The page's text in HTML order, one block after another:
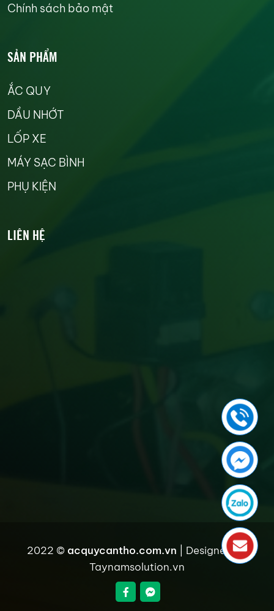
Chính sách bảo mật
SẢN PHẨM
ẮC QUY
DẦU NHỚT
LỐP XE
MÁY SẠC BÌNH
PHỤ KIỆN
LIÊN HỆ
2022 © acquycantho.com.vn | Designed by
Taynamsolution.vn